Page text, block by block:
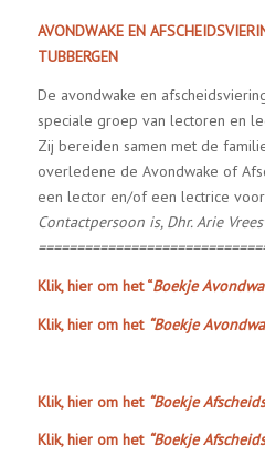
AVONDWAKE EN
TUBBERGEN
De avondwake en
speciale groep van lectoren en
Zij bereiden samen met de
overledene de Avondwake of
een lector en/of een lectrice
Contactpersoon is, Dhr. Arie
Klik, hier om het “Boekje
Klik, hier om het “Boekje
Klik, hier om het “Boekje
Klik, hier om het “Boekje